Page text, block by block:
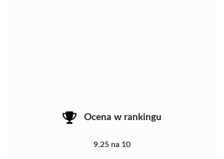
Ocena w rankingu
9.25 na 10